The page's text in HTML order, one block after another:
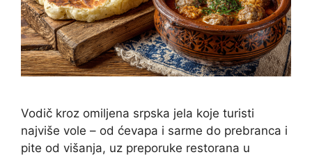
Vodič kroz omiljena srpska jela koje turisti
najviše vole – od ćevapa i sarme do prebranca i
pite od višanja, uz preporuke restorana u